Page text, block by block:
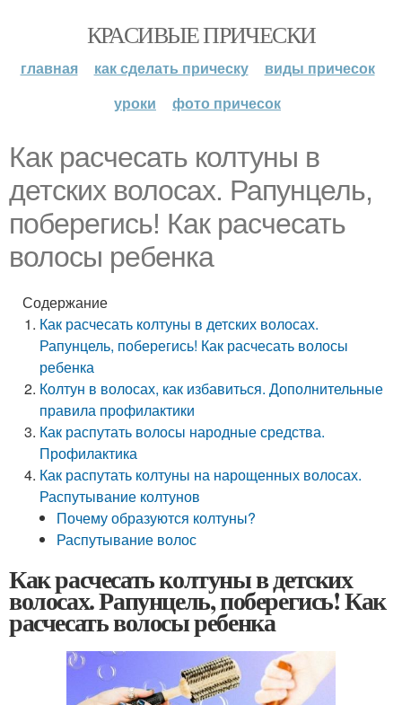
КРАСИВЫЕ ПРИЧЕСКИ
главная как сделать прическу
виды причесок
уроки
фото причесок
Как расчесать колтуны в
детских волосах. Рапунцель,
поберегись! Как расчесать
волосы ребенка
Содержание
Как расчесать колтуны в детских волосах.
Рапунцель, поберегись! Как расчесать волосы
ребенка
Колтун в волосах, как избавиться. Дополнительные
правила профилактики
Как распутать волосы народные средства.
Профилактика
Как распутать колтуны на нарощенных волосах.
Распутывание колтунов
Почему образуются колтуны?
Распутывание волос
Как расчесать колтуны в детских
волосах. Рапунцель, поберегись! Как
расчесать волосы ребенка